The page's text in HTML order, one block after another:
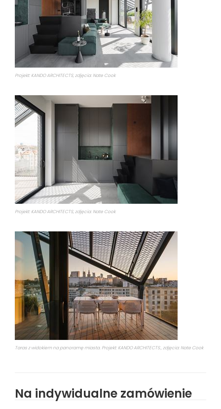
Projekt: KANDO ARCHITECTS, zdjęcia: Nate Cook
Projekt: KANDO ARCHITECTS, zdjęcia: Nate Cook
Taras z widokiem na panoramę miasta. Projekt: KANDO ARCHITECTS., zdjęcia: Nate Cook
Na indywidualne zamówienie